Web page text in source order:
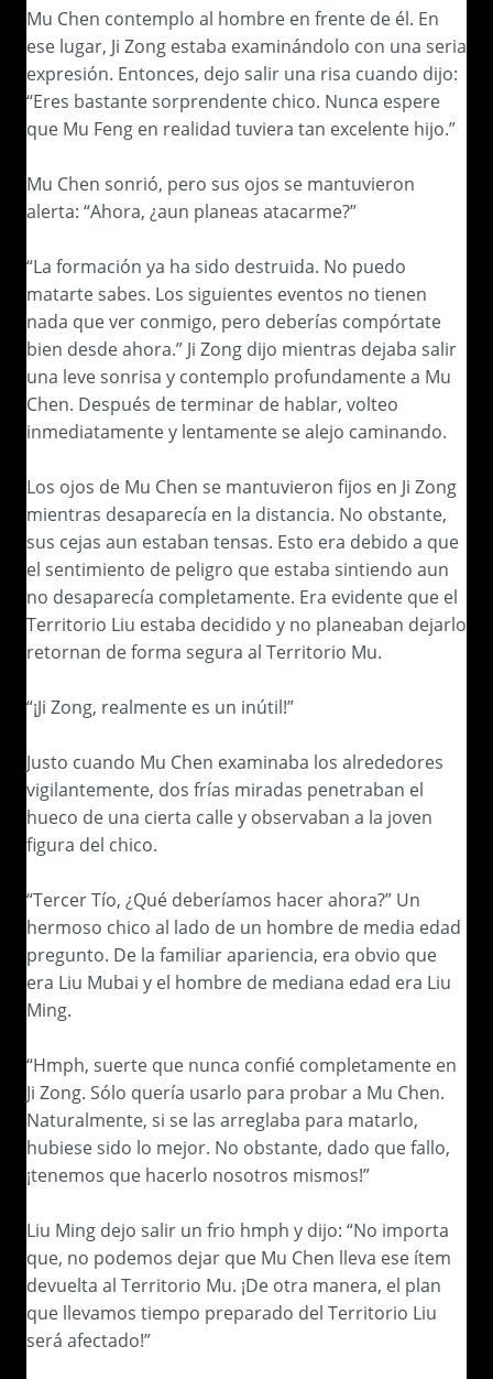
Mu Chen contemplo al hombre en frente de él. En
ese lugar, Ji Zong estaba examinándolo con una seria
expresión. Entonces, dejo salir una risa cuando dijo:
“Eres bastante sorprendente chico. Nunca espere
que Mu Feng en realidad tuviera tan excelente hijo.”
Mu Chen sonrió, pero sus ojos se mantuvieron
alerta: “Ahora, ¿aun planeas atacarme?”
“La formación ya ha sido destruida. No puedo
matarte sabes. Los siguientes eventos no tienen
nada que ver conmigo, pero deberías compórtate
bien desde ahora.” Ji Zong dijo mientras dejaba salir
una leve sonrisa y contemplo profundamente a Mu
Chen. Después de terminar de hablar, volteo
inmediatamente y lentamente se alejo caminando.
Los ojos de Mu Chen se mantuvieron fijos en Ji Zong
mientras desaparecía en la distancia. No obstante,
sus cejas aun estaban tensas. Esto era debido a que
el sentimiento de peligro que estaba sintiendo aun
no desaparecía completamente. Era evidente que el
Territorio Liu estaba decidido y no planeaban dejarlo
retornan de forma segura al Territorio Mu.
“¡Ji Zong, realmente es un inútil!”
Justo cuando Mu Chen examinaba los alrededores
vigilantemente, dos frías miradas penetraban el
hueco de una cierta calle y observaban a la joven
figura del chico.
“Tercer Tío, ¿Qué deberíamos hacer ahora?” Un
hermoso chico al lado de un hombre de media edad
pregunto. De la familiar apariencia, era obvio que
era Liu Mubai y el hombre de mediana edad era Liu
Ming.
“Hmph, suerte que nunca confié completamente en
Ji Zong. Sólo quería usarlo para probar a Mu Chen.
Naturalmente, si se las arreglaba para matarlo,
hubiese sido lo mejor. No obstante, dado que fallo,
¡tenemos que hacerlo nosotros mismos!”
Liu Ming dejo salir un frio hmph y dijo: “No importa
que, no podemos dejar que Mu Chen lleva ese ítem
devuelta al Territorio Mu. ¡De otra manera, el plan
que llevamos tiempo preparado del Territorio Liu
será afectado!”